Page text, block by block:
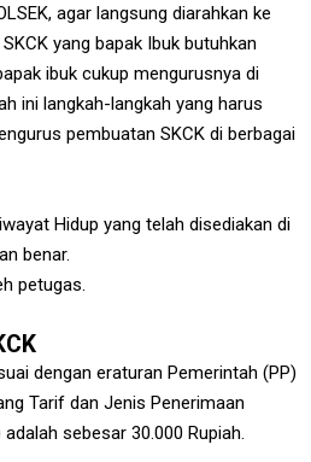
agar langsung diarahkan ke
yang bapak Ibuk butuhkan
ibuk cukup mengurusnya di
ini langkah-langkah yang harus
pembuatan SKCK di berbagai
Hidup yang telah disediakan di
benar.
petugas.
dengan eraturan Pemerintah (PP)
Tarif dan Jenis Penerimaan
sebesar 30.000 Rupiah.